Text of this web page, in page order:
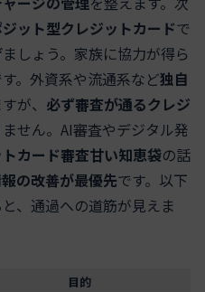
ット型クレジットカードで
ましょう。家族に協力が得ら
。外資系や流通系など独自
が、 必ず審査が通るクレジ
せん。AI審査やデジタル発
カード審査甘い知恵袋の話
の改善が最優先です。以下
、通過への道筋が見えま
目的